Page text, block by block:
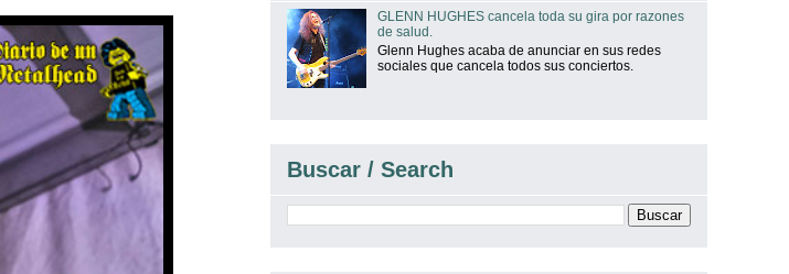
GLENN HUGHES cancela toda su gira por razones
de salud.
Glenn Hughes acaba de anunciar en sus redes
sociales que cancela todos sus conciertos.
Buscar / Search